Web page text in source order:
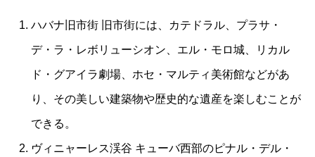
ハバナ旧市街 旧市街には、カテドラル、プラサ・
デ・ラ・レボリューシオン、エル・モロ城、リカル
ド・グアイラ劇場、ホセ・マルティ美術館などがあ
り、その美しい建築物や歴史的な遺産を楽しむことが
できる。
ヴィニャーレス渓谷 キューバ西部のピナル・デル・